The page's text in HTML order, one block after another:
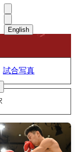
ไทย
English
試合写真